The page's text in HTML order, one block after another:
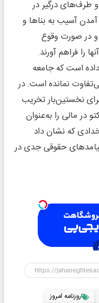
طرف‌های درگیر در
آسیب به بناها و
در صورت وقوع
را فراهم آورند.
است که جامعه
نمانده است. در
برای نخستین‌بار تخریب
در مالی را به‌عنوان
که نشان داد
حقوقی جدی در
روزنامه امروز